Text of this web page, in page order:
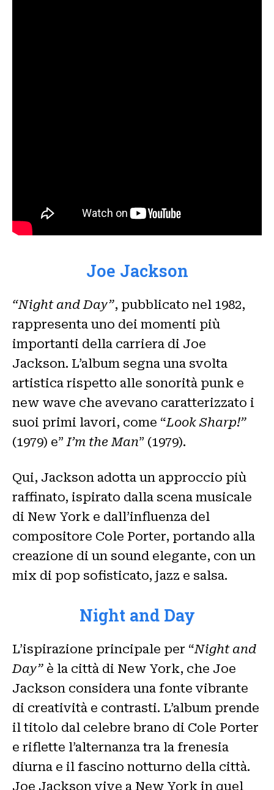
Joe Jackson
“Night and Day”, pubblicato nel 1982,
rappresenta uno dei momenti più
importanti della carriera di Joe
Jackson. L’album segna una svolta
artistica rispetto alle sonorità punk e
new wave che avevano caratterizzato i
suoi primi lavori, come “Look Sharp!”
(1979) e” I’m the Man” (1979).
Qui, Jackson adotta un approccio più
raffinato, ispirato dalla scena musicale
di New York e dall’influenza del
compositore Cole Porter, portando alla
creazione di un sound elegante, con un
mix di pop sofisticato, jazz e salsa.
Night and Day
L’ispirazione principale per “Night and
Day” è la città di New York, che Joe
Jackson considera una fonte vibrante
di creatività e contrasti. L’album prende
il titolo dal celebre brano di Cole Porter
e riflette l’alternanza tra la frenesia
diurna e il fascino notturno della città.
Joe Jackson vive a New York in quel